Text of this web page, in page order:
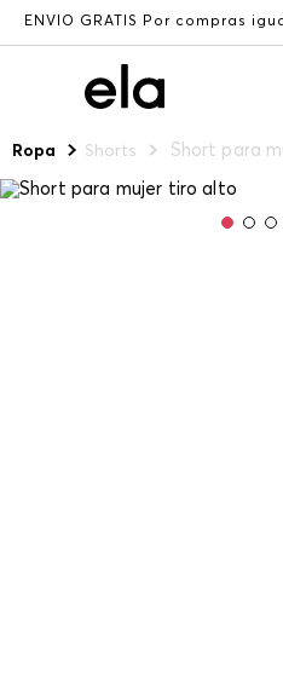
ENVÍO GRATIS Por compras
Ropa Shorts